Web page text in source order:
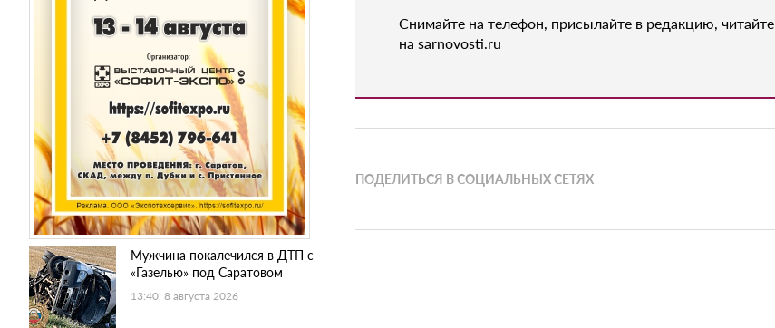
Мужчина покалечился в ДТП с
«Газелью» под Саратовом
13:40, 8 августа 2026
Снимайте на телефон, присылайте в редакцию, читайте
на sarnovosti.ru
ПОДЕЛИТЬСЯ В СОЦИАЛЬНЫХ СЕТЯХ